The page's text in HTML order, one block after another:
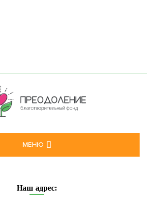
МЕНЮ
ИМ ПОМОГАЕМ
КОНТАКТЫ
Наш адрес: